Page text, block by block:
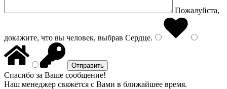
Пожалуйста,
докажите, что вы человек, выбрав Сердце.
Спасибо за Ваше сообщение!
Наш менеджер свяжется с Вами в ближайшее время.